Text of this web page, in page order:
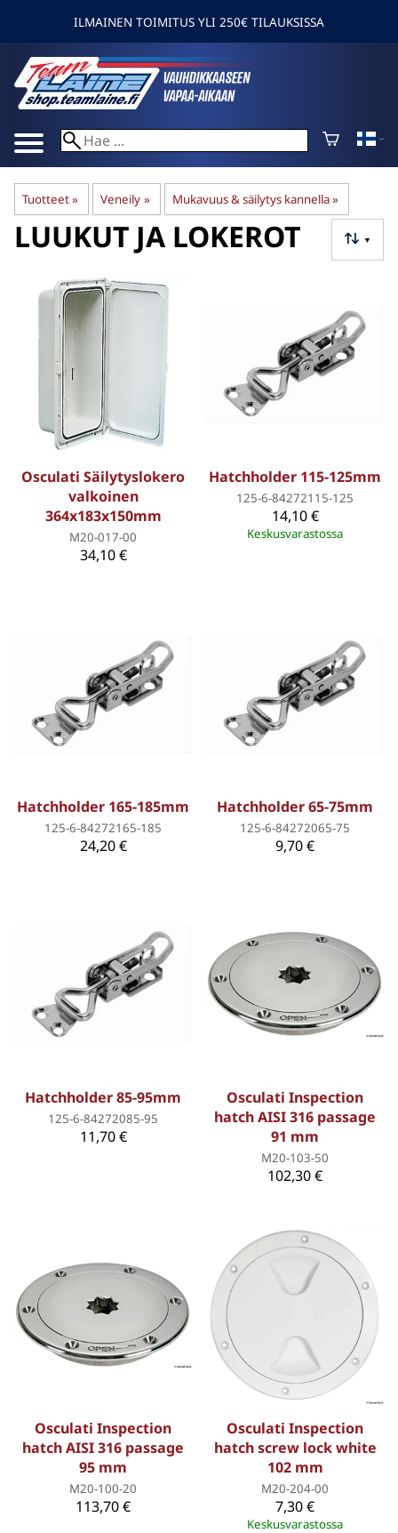
ILMAINEN TOIMITUS YLI 250€ TILAUKSISSA
Tuotteet‪» Veneily ‪» Mukavuus & säilytys kannella‪»
▼
LUUKUT JA LOKEROT
Osculati Säilytyslokero
valkoinen
364x183x150mm
M20-017-00
34,10 €
Hatchholder 115-125mm
125-6-84272115-125
14,10 €
Keskusvarastossa
Hatchholder 165-185mm
125-6-84272165-185
24,20 €
Hatchholder 65-75mm
125-6-84272065-75
9,70 €
Hatchholder 85-95mm
125-6-84272085-95
11,70 €
Osculati Inspection
hatch AISI 316 passage
91 mm
M20-103-50
102,30 €
Osculati Inspection
hatch AISI 316 passage
95 mm
M20-100-20
113,70 €
Osculati Inspection
hatch screw lock white
102 mm
M20-204-00
7,30 €
Keskusvarastossa